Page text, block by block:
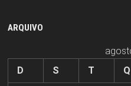
ARQUIVO
D
S T Q